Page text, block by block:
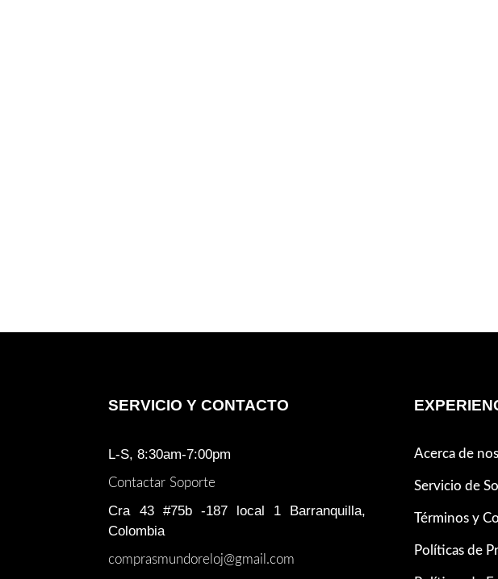
SERVICIO Y CONTACTO
L-S, 8:30am-7:00pm
Contactar Soporte
Cra 43 #75b -187 local 1 Barranquilla,
Colombia
comprasmundoreloj@gmail.com
Acerca de
Servicio de
Términos y
Políticas de